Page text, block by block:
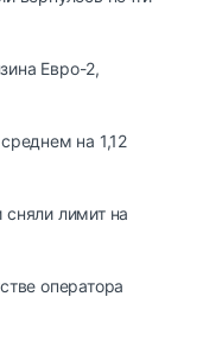
Евро-2,
на 1,12
лимит на
оператора